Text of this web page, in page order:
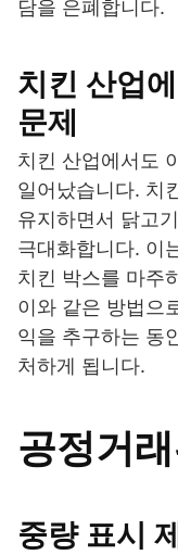
담을 은폐합니다.
치킨 산업
문제
치킨 산업에서도
일어났습니다. 치
유지하면서 닭고
극대화합니다. 이
치킨 박스를 마주
이와 같은 방법으
익을 추구하는 동
처하게 됩니다.
공정거
중량 표시